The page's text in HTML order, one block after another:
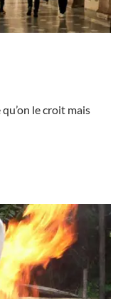
le croit mais